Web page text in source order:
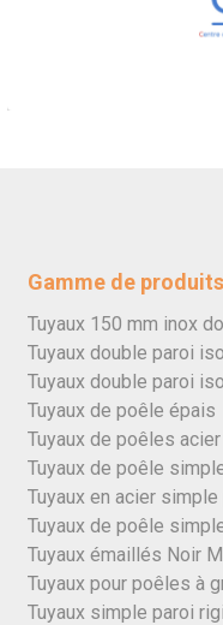
Gamme de produits
Tuyaux 150 mm inox
Tuyaux double paroi
Tuyaux double paroi
Tuyaux de poêle épais
Tuyaux de poêles
Tuyaux de poêle
Tuyaux en acier
Tuyaux de poêle
Tuyaux émaillés Noir
Tuyaux pour poêles à
Tuyaux simple paroi